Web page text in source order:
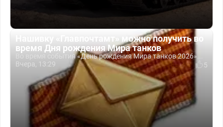
Нашивку «Главпочтамт» можно получить во
время Дня рождения Мира танков
Во время события «День рождения Мира танков 2026»...
Вчера, 13:29
5